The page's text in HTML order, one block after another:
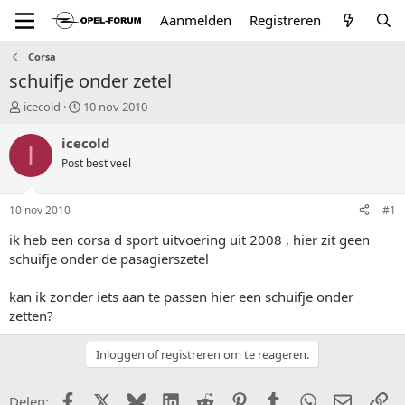
Aanmelden Registreren
Corsa
schuifje onder zetel
T
p
a
r
t
e
icecold
S
a
t
u
m
10 nov 2010
I icecold
Post best veel
10 nov 2010 #1
ik heb een corsa d sport uitvoering uit 2008 , hier zit geen
schuifje onder de pasagierszetel
kan ik zonder iets aan te passen hier een schuifje onder
zetten?
Inloggen of registreren om te reageren.
Delen: FacebookX (Twitter)
BlueskyLinkedIn
Reddit PinterestTumblr WhatsApp
E-mail